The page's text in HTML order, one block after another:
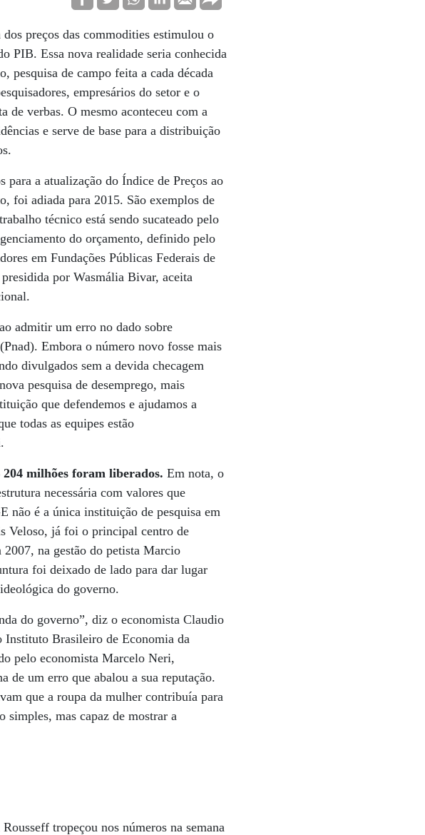
preços das commodities estimulou o
PIB. Essa nova realidade seria conhecida
pesquisa de campo feita a cada década
em­pre­sários do setor e o
de verbas. O mesmo aconteceu com a
e serve de base para a distribuição
para a atualização do Índice de Preços ao
foi adiada para 2015. São exemplos de
técnico está sendo sucateado pelo
do orçamento, definido pelo
em Fundações Públicas Federais de
por Wasmália Bivar, aceita
admitir um erro no dado sobre
Embora o número novo fosse mais
divulgados sem a devida checagem
pesquisa de desemprego, mais
que defendemos e ajudamos a
todas as equipes estão
204 milhões foram liberados.Em nota, o
necessária com valores que
não é a única instituição de pesquisa em
Veloso, já foi o principal centro de
na gestão do petista Marcio
foi deixado de lado para dar lugar
do governo.
do governo”, diz o economista Claudio
Instituto Brasileiro de Economia da
pelo economista Marcelo Neri,
de um erro que abalou a sua re­­putação.
que a roupa da mulher contribuía para
simples, mas capaz de mostrar a
tropeçou nos números na semana